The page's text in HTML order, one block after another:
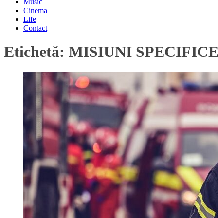
Music
Cinema
Life
Contact
Etichetă: MISIUNI SPECIFICE